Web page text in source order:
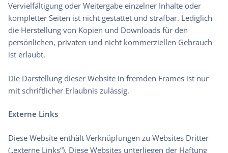
Vervielfältigung oder Weitergabe einzelner Inhalte oder
kompletter Seiten ist nicht gestattet und strafbar. Lediglich
die Herstellung von Kopien und Downloads für den
persönlichen, privaten und nicht kommerziellen Gebrauch
ist erlaubt.
Die Darstellung dieser Website in fremden Frames ist nur
mit schriftlicher Erlaubnis zulässig.
Externe Links
Diese Website enthält Verknüpfungen zu Websites Dritter
(„externe Links“). Diese Websites unterliegen der Haftung